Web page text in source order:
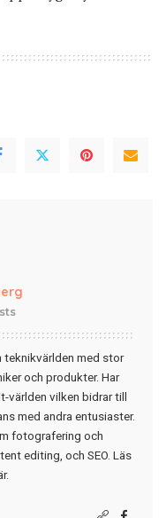
teknikvärlden med stor
och produkter. Har
världen vilken bidrar till
med andra entusiaster.
fotografering och
editing, och SEO. Läs
.